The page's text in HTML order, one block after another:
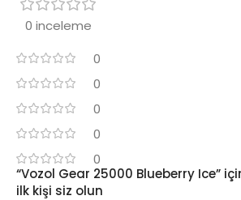
0 inceleme
0
0
0
0
0
“Vozol Gear 25000 Blueberry Ice”
ilk kişi siz olun